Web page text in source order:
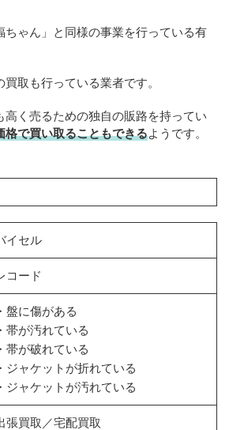
ちゃん」と同様の事業を行っている有
取も行っている業者です。
高く売るための独自の販路を持ってい
格で買い取ることもできるようです。
イセル
コード
・盤に傷がある
・帯が汚れている
・帯が破れている
・ジャケットが折れている
・ジャケットが汚れている
張買取／宅配買取